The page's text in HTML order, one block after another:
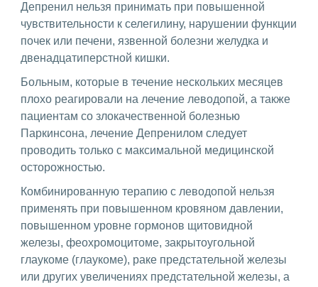
Депренил нельзя принимать при повышенной
чувствительности к селегилину, нарушении функции
почек или печени, язвенной болезни желудка и
двенадцатиперстной кишки.
Больным, которые в течение нескольких месяцев
плохо реагировали на лечение леводопой, а также
пациентам со злокачественной болезнью
Паркинсона, лечение Депренилом следует
проводить только с максимальной медицинской
осторожностью.
Комбинированную терапию с леводопой нельзя
применять при повышенном кровяном давлении,
повышенном уровне гормонов щитовидной
железы, феохромоцитоме, закрытоугольной
глаукоме (глаукоме), раке предстательной железы
или других увеличениях предстательной железы, а